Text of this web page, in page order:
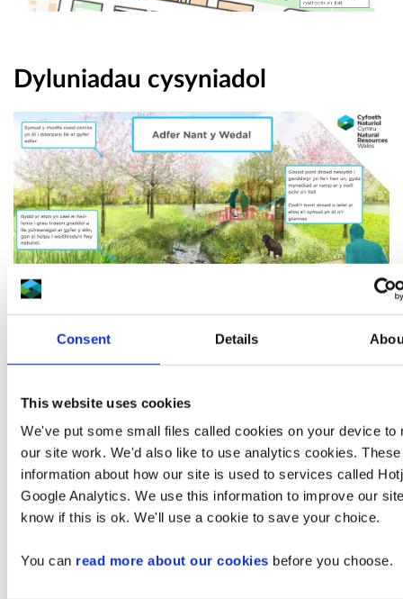
Consent Details
This website uses cookies
We've put some small files called cookies on your device to
our site work. We'd also like to use analytics cookies.
information about how our site is used to services called
Google Analytics. We use this information to improve our
know if this is ok. We'll use a cookie to save your choice.
You can read more about our cookies before you choose.
Dyluniadau cysyniadol